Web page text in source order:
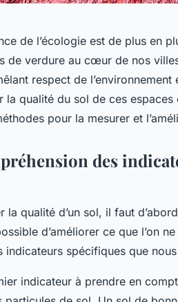
de l’écologie est de plus en
de verdure au cœur de nos
respect de l’environnement
la qualité du sol de ces
pour la mesurer et
des
la qualité d’un sol, il faut
d’améliorer ce que l’on
indicateurs spécifiques que
indicateur à prendre en